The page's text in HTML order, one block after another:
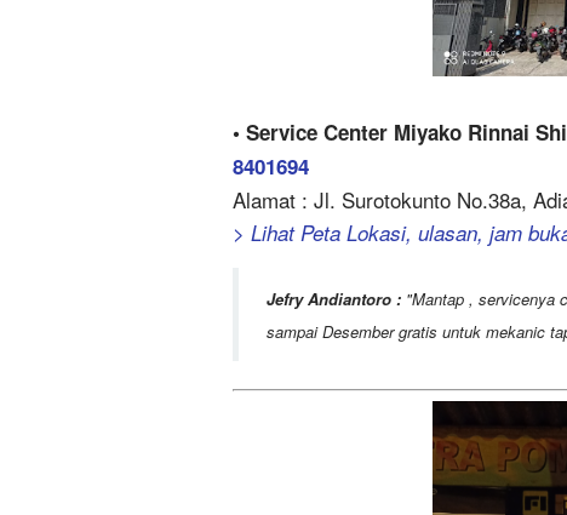
• Service Center Miyako Rinnai
8401694
Alamat : Jl. Surotokunto No.38a,
> Lihat Peta Lokasi, ulasan, jam
Jefry Andiantoro : Mantap , servicenya
sampai Desember gratis untuk mekanic